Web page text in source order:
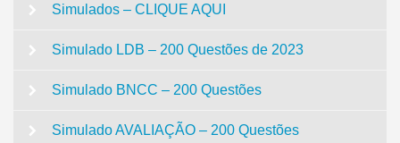
Simulados – CLIQUE AQUI
Simulado LDB – 200 Questões de 2023
Simulado BNCC – 200 Questões
Simulado AVALIAÇÃO – 200 Questões